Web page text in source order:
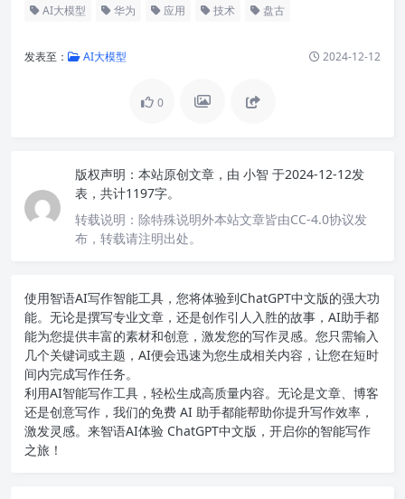
AI大模型 华为 应用 技术 盘古
发表至： AI大模型 2024-12-12
0
版权声明： 本站原创文章，由 小智 于2024-12-12发
表，共计1197字。
转载说明： 除特殊说明外本站文章皆由CC-4.0协议发
布，转载请注明出处。
使用智语AI写作智能工具，您将体验到ChatGPT中文版的强大功
能。无论是撰写专业文章，还是创作引人入胜的故事，AI助手都
能为您提供丰富的素材和创意，激发您的写作灵感。您只需输入
几个关键词或主题，AI便会迅速为您生成相关内容，让您在短时
间内完成写作任务。
利用AI智能写作工具，轻松生成高质量内容。无论是文章、博客
还是创意写作，我们的免费 AI 助手都能帮助你提升写作效率，
激发灵感。来智语AI体验 ChatGPT中文版 ，开启你的智能写作
之旅！